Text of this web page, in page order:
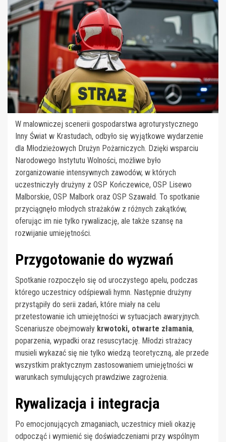
W malowniczej scenerii gospodarstwa agroturystycznego
Inny Świat w Krastudach, odbyło się wyjątkowe wydarzenie
dla Młodzieżowych Drużyn Pożarniczych. Dzięki wsparciu
Narodowego Instytutu Wolności, możliwe było
zorganizowanie intensywnych zawodów, w których
uczestniczyły drużyny z OSP Kończewice, OSP Lisewo
Malborskie, OSP Malbork oraz OSP Szawałd. To spotkanie
przyciągnęło młodych strażaków z różnych zakątków,
oferując im nie tylko rywalizację, ale także szansę na
rozwijanie umiejętności.
Przygotowanie do wyzwań
Spotkanie rozpoczęło się od uroczystego apelu, podczas
którego uczestnicy odśpiewali hymn. Następnie drużyny
przystąpiły do serii zadań, które miały na celu
przetestowanie ich umiejętności w sytuacjach awaryjnych.
Scenariusze obejmowały krwotoki, otwarte złamania,
poparzenia, wypadki oraz resuscytację. Młodzi strażacy
musieli wykazać się nie tylko wiedzą teoretyczną, ale przede
wszystkim praktycznym zastosowaniem umiejętności w
warunkach symulujących prawdziwe zagrożenia.
Rywalizacja i integracja
Po emocjonujących zmaganiach, uczestnicy mieli okazję
odpocząć i wymienić się doświadczeniami przy wspólnym